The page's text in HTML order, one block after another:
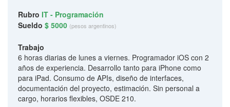
Rubro IT - Programación
Sueldo $ 5000 (pesos argentinos)
Trabajo
6 horas diarias de lunes a viernes. Programador iOS con 2
años de experiencia. Desarrollo tanto para iPhone como
para iPad. Consumo de APIs, diseño de interfaces,
documentación del proyecto, estimación. Sin personal a
cargo, horarios flexibles, OSDE 210.